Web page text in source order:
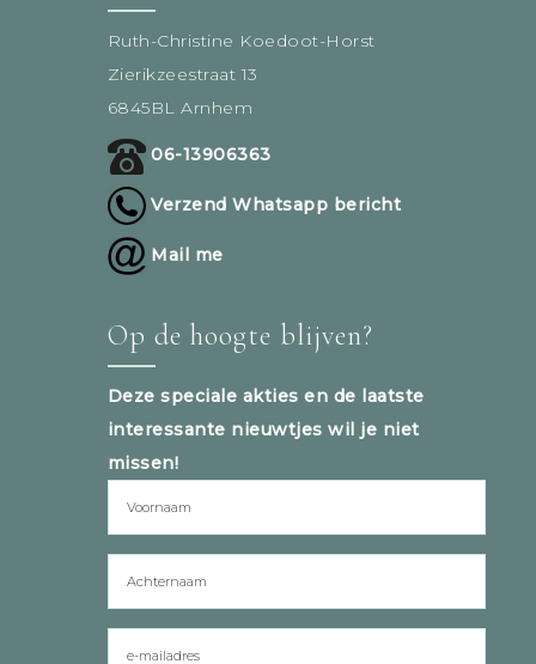
Ruth-Christine Koedoot-Horst
Zierikzeestraat 13
6845BL Arnhem
06-13906363
Verzend Whatsapp bericht
Mail me
Op de hoogte blijven?
Deze speciale akties en de laatste
interessante nieuwtjes wil je niet
missen!